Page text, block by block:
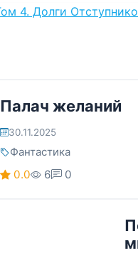
Палач желаний
30.11.2025
Фантастика
0.0
6 0